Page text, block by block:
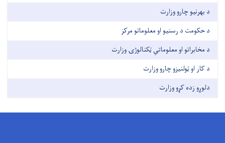
د بهرنیو چارو وزارت
د حکومت د رسنیو او معلوماتو مرکز
د مخابراتو او معلوماتي ټکنالوژۍ وزارت
د کار او ټولنیزو چارو وزارت
دلوړو زده کړو وزارت